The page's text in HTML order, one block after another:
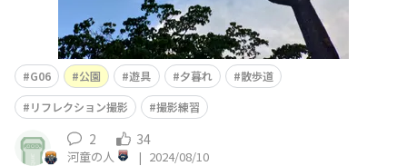
G06 公園 遊具 夕暮れ
散歩道
リフレクション撮影
撮影練習
2 34
河童の人 | 2024/08/10